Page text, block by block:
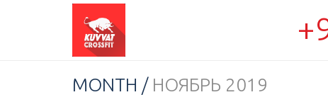
MONTH / НОЯБРЬ 2019